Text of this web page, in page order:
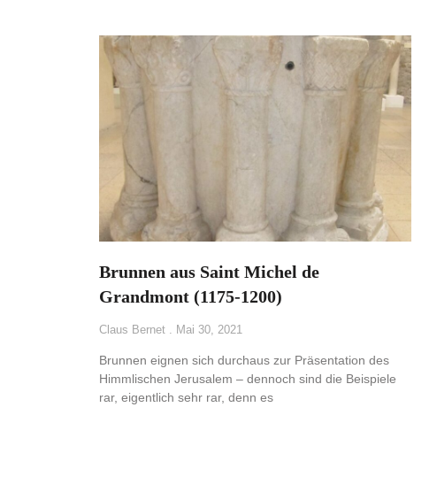
Brunnen aus Saint Michel de
Grandmont (1175-1200)
Claus Bernet Mai 30, 2021
Brunnen eignen sich durchaus zur Präsentation des
Himmlischen Jerusalem – dennoch sind die Beispiele
rar, eigentlich sehr rar, denn es